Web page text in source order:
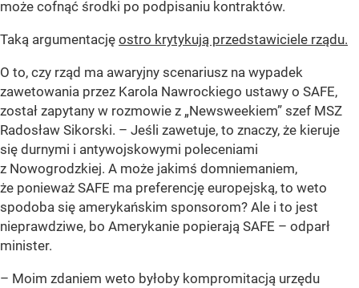
może cofnąć środki po podpisaniu kontraktów.
Taką argumentację ostro krytykują przedstawiciele rządu.
O to, czy rząd ma awaryjny scenariusz na wypadek
zawetowania przez Karola Nawrockiego ustawy o SAFE,
został zapytany w rozmowie z „Newsweekiem” szef MSZ
Radosław Sikorski. – Jeśli zawetuje, to znaczy, że kieruje
się durnymi i antywojskowymi poleceniami
z Nowogrodzkiej. A może jakimś domniemaniem,
że ponieważ SAFE ma preferencję europejską, to weto
spodoba się amerykańskim sponsorom? Ale i to jest
nieprawdziwe, bo Amerykanie popierają SAFE – odparł
minister.
– Moim zdaniem weto byłoby kompromitacją urzędu